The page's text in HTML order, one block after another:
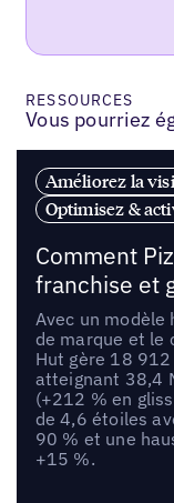
RESSOURCES
Vous pourriez
Améliorez la
Optimisez &
Comment
franchise et
Avec un
de marque et le
Hut gère 18
atteignant 38,4
(+212 % en
de 4,6 étoiles
90 % et une
+15 %.